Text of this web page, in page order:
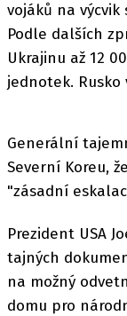
vojáků na
Podle dalších
Ukrajinu až 12
jednotek.
Generální
Severní Koreu,
"zásadní
Prezident USA
tajných
na možný
domu pro